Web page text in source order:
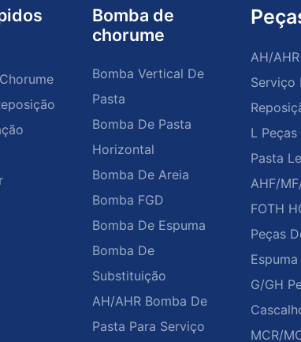
Bomba de
chorume
Bomba Vertical De
Pasta
Bomba De Pasta
Horizontal
Bomba De Areia
Bomba FGD
Bomba De Espuma
Bomba De
Substituição
AH/AHR Bomba De
Pasta Para Serviço
AH/
Serviço
L
Pasta
AHF/
FOTH
Peças
G/GH
MCR/